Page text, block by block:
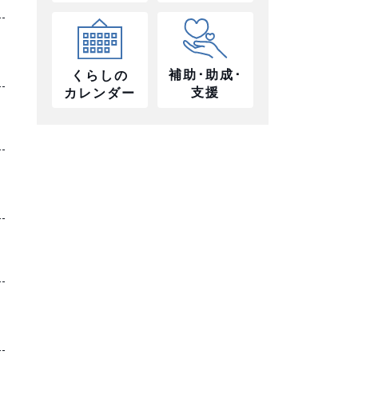
くらしの
カレンダー
補助･助成･
支援